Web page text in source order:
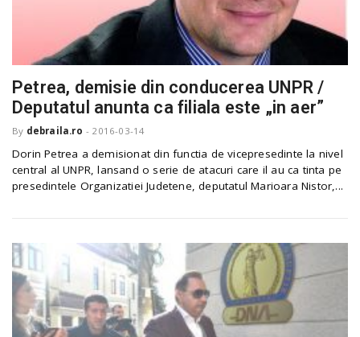
Petrea, demisie din conducerea UNPR /
Deputatul anunta ca filiala este „in aer”
By debraila.ro - 2016-03-14
Dorin Petrea a demisionat din functia de vicepresedinte la nivel
central al UNPR, lansand o serie de atacuri care il au ca tinta pe
presedintele Organizatiei Judetene, deputatul Marioara Nistor,...